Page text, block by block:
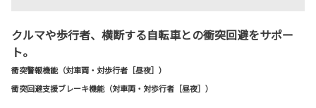
クルマや歩行者、横断する自転車との衝突回避をサポー
ト。
衝突警報機能（対車両・対歩行者［昼夜］）
衝突回避支援ブレーキ機能（対車両・対歩行者［昼夜］）